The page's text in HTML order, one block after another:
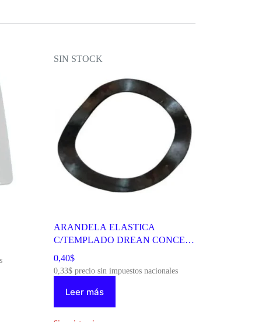
SIN STOCK
ARANDELA ELASTICA
C/TEMPLADO DREAN CONCEP
700802207
0,40$
0,33$precio sin impuestos nacionales
Leer más